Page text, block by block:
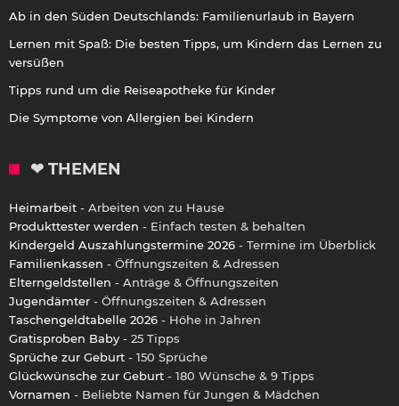
Ab in den Süden Deutschlands: Familienurlaub in Bayern
Lernen mit Spaß: Die besten Tipps, um Kindern das Lernen zu
versüßen
Tipps rund um die Reiseapotheke für Kinder
Die Symptome von Allergien bei Kindern
❤ THEMEN
Heimarbeit - Arbeiten von zu Hause
Produkttester werden - Einfach testen & behalten
Kindergeld Auszahlungstermine 2026 - Termine im Überblick
Familienkassen - Öffnungszeiten & Adressen
Elterngeldstellen - Anträge & Öffnungszeiten
Jugendämter - Öffnungszeiten & Adressen
Taschengeldtabelle 2026 - Höhe in Jahren
Gratisproben Baby - 25 Tipps
Sprüche zur Geburt - 150 Sprüche
Glückwünsche zur Geburt - 180 Wünsche & 9 Tipps
Vornamen - Beliebte Namen für Jungen & Mädchen